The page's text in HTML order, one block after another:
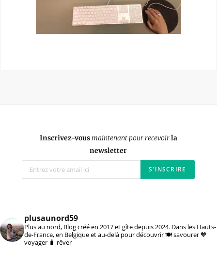
Inscrivez-vousmaintenant pour recevoirla
newsletter
plusaunord59
Plus au nord, Blog créé en 2017 et gîte depuis 2024. Dans les Hauts-
de-France, en Belgique et au-delà pour découvrir 🍽️ savourer 🧡
voyager 🧳 rêver